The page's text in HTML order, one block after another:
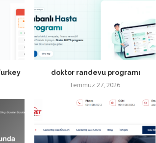
doktor randevu programı
Temmuz 27, 2026